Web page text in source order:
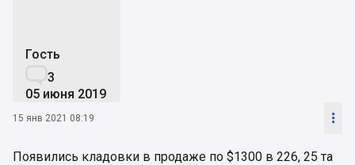
Гость
3
05 июня 2019
15 янв 2021 08:19 
Появились кладовки в продаже по $1300 в 226, 25 та